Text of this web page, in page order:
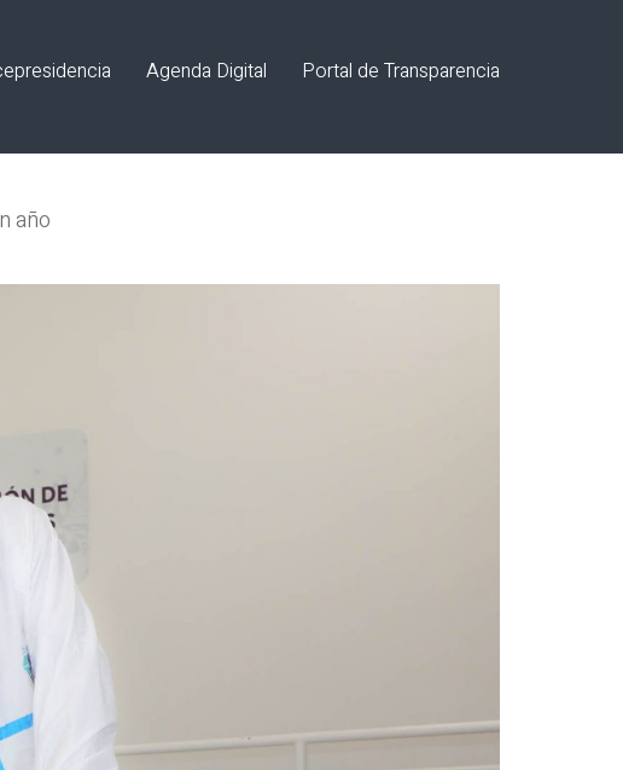
Agenda Digital Portal de Transparencia
año